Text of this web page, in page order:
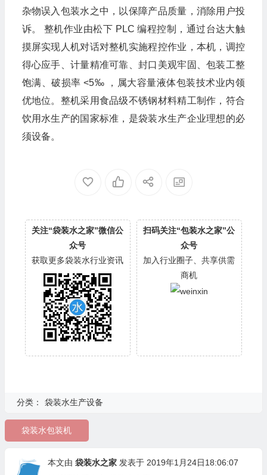
杂物误入包装水之中，以保障产品质量，消除用户投
诉。 整机作业由松下 PLC 编程控制，通过台达大触
摸屏实现人机对话对整机实施程控作业，本机，调控
得心应手、计量精准可靠、封口美观牢固、包装工整
饱满、破损率 <5‰ ，属大容量液体包装技术业内领
优地位。整机采用食品级不锈钢材料精工制作，符合
饮用水生产的国家标准，是袋装水生产企业理想的必
须设备。
关注“袋装水之家”微信公
众号
获取更多袋装水行业资讯
扫码关注“包装水之家”公
众号
加入行业圈子、共享供需
商机
分类： 袋装水生产设备
袋装水包装机
本文由 袋装水之家发表于 2019年1月24日18:06:07